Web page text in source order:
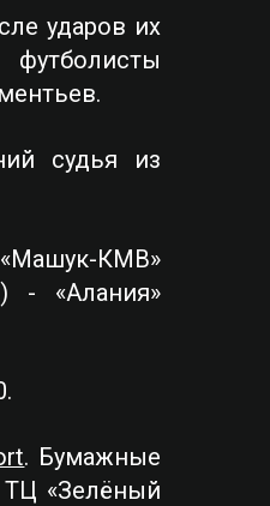
ударов их
судья из
КМВ»
- «Алания»
. Бумажные
ТЦ «Зелёный